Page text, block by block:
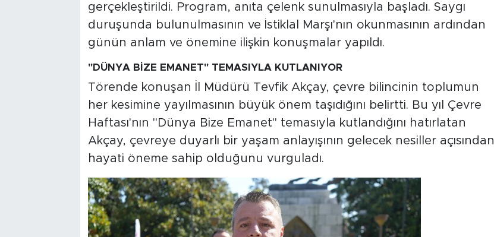
gerçekleştirildi. Program, anıta çelenk sunulmasıyla başladı. Saygı
duruşunda bulunulmasının ve İstiklal Marşı'nın okunmasının ardından
günün anlam ve önemine ilişkin konuşmalar yapıldı.
"DÜNYA BİZE EMANET" TEMASIYLA KUTLANIYOR
Törende konuşan İl Müdürü Tevfik Akçay, çevre bilincinin toplumun
her kesimine yayılmasının büyük önem taşıdığını belirtti. Bu yıl Çevre
Haftası'nın "Dünya Bize Emanet" temasıyla kutlandığını hatırlatan
Akçay, çevreye duyarlı bir yaşam anlayışının gelecek nesiller açısından
hayati öneme sahip olduğunu vurguladı.